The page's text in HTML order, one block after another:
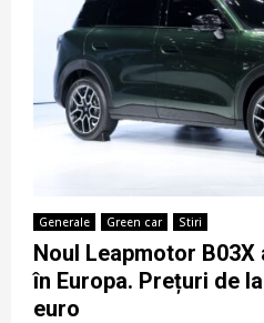
Generale Green car Stiri
Noul Leapmotor
în Europa. Prețuri de
euro